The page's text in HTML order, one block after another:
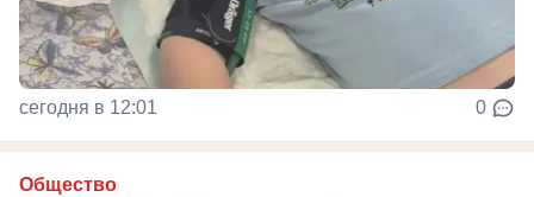
сегодня в 12:01 0
Общество